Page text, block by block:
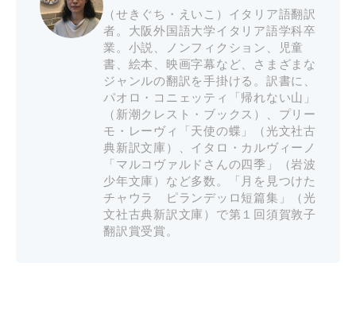
（せきぐち・えいこ）イタリア語翻訳
者。大阪外国語大学イタリア語学科卒
業。小説、ノンフィクション、児童
書、絵本、映画字幕など、さまざまな
ジャンルの翻訳を手掛ける。訳書に、
パオロ・コニェッティ「帰れない山」
（新潮クレスト・ブックス）、プリー
モ・レーヴィ「天使の蝶」（光文社古
典新訳文庫）、イタロ・カルヴィーノ
「マルコヴァルドさんの四季」（岩波
少年文庫）など多数。「月を見つけた
チャウラ ピランデッロ短篇集」（光
文社古典新訳文庫）で第１回須賀敦子
翻訳賞受賞。